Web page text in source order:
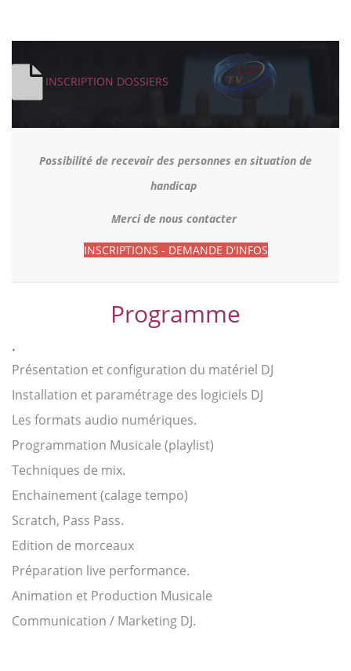
INSCRIPTION DOSSIERS
Possibilité de recevoir des personnes en situation de
handicap
Merci de nous contacter
INSCRIPTIONS - DEMANDE D'INFOS
Programme
.
Présentation et configuration du matériel DJ
Installation et paramétrage des logiciels DJ
Les formats audio numériques.
Programmation Musicale (playlist)
Techniques de mix.
Enchainement (calage tempo)
Scratch, Pass Pass.
Edition de morceaux
Préparation live performance.
Animation et Production Musicale
Communication / Marketing DJ.